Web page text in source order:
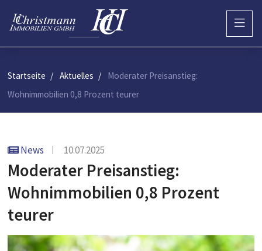
Startseite Aktuelles
Moderater Preisanstieg:
Wohnimmobilien 0,8 Prozent teurer
News 10.07.2025
Moderater Preisanstieg:
Wohnimmobilien 0,8 Prozent
teurer